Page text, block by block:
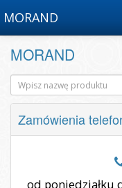
MORAND
MORAND
Zamówienia
od poniedziałku